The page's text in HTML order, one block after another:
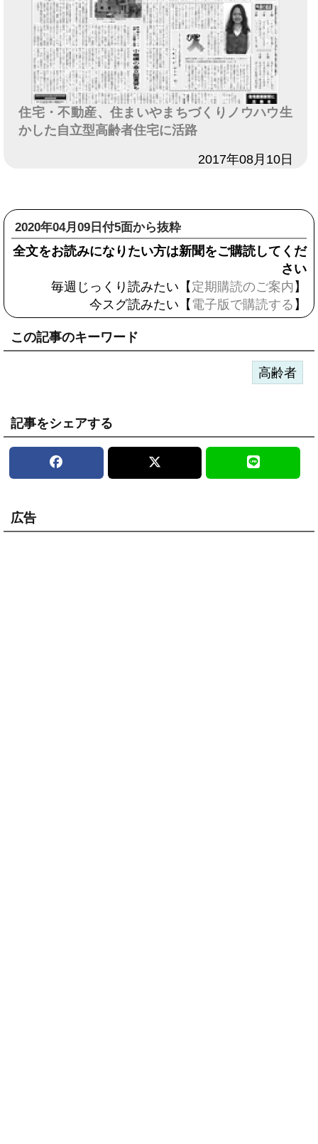
住宅・不動産、住まいやまちづくりノウハウ生
かした自立型高齢者住宅に活路
2017年08月10日
2020年04月09日付5面から抜粋
全文をお読みになりたい方は新聞をご購読してくだ
さい
毎週じっくり読みたい【 定期購読のご案内 】
今スグ読みたい【 電子版で購読する 】
この記事のキーワード
高齢者
記事をシェアする
広告